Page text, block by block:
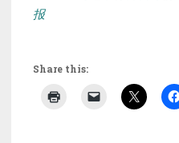
报
Share this: